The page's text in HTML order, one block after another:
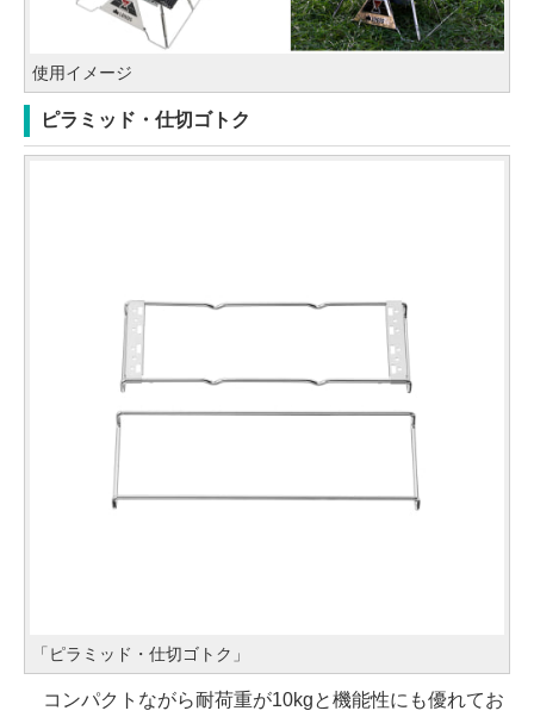
使用イメージ
ピラミッド・仕切ゴトク
「ピラミッド・仕切ゴトク」
コンパクトながら耐荷重が10kgと機能性にも優れてお